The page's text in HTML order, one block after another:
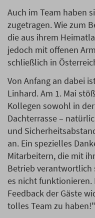
Auch im Team haben
zugetragen. Wie zum
die aus ihrem
jedoch mit offenen
schließlich in
Von Anfang an dabei
Linhard. Am 1. Mai
Kollegen sowohl in
Dachterrasse –
und
an. Ein spezielles
Mitarbeitern, die mit
Betrieb verantwortlich
es nicht funktionieren.
Feedback der Gäste
tolles Team zu haben!"